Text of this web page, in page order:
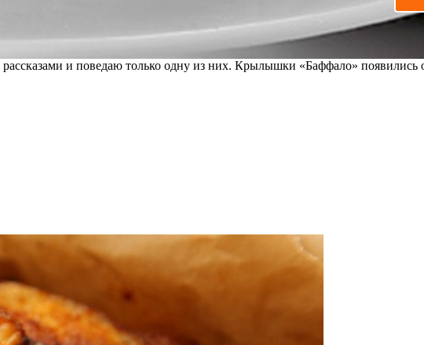
и поведаю только одну из них. Крылышки «Баффало»